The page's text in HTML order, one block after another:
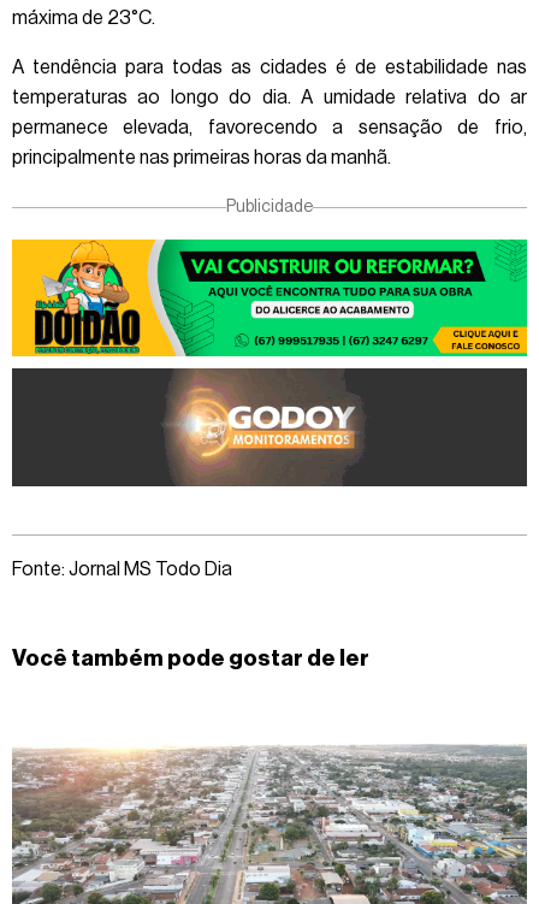
máxima de 23°C.
A tendência para todas as cidades é de estabilidade nas
temperaturas ao longo do dia. A umidade relativa do ar
permanece elevada, favorecendo a sensação de frio,
principalmente nas primeiras horas da manhã.
Publicidade
Fonte: Jornal MS Todo Dia
Você também pode gostar de ler